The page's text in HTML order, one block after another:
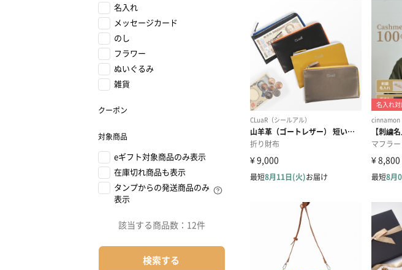
名入れ
メッセージカード
のし
フラワー
ぬいぐるみ
雑貨
クーポン
対象商品
eギフト対象商品のみ表示
在庫切れ商品も表示
タンプからの発送商品のみ
表示
該当する商品数： 12件
検索する